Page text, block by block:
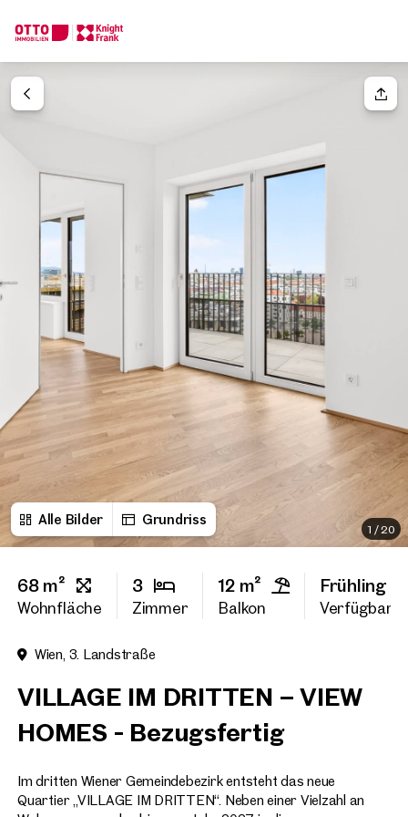
Alle Bilder Grundriss
1 /20
68 m²
Wohnfläche
3
Zimmer
12 m²
Balkon
Frühling
Wien, 3. Landstraße
VILLAGE IM DRITTEN – VIEW
HOMES - Bezugsfertig
Im dritten Wiener Gemeindebezirk entsteht das neue
Quartier „VILLAGE IM DRITTEN“. Neben einer Vielzahl an
Ihre Anfrage
Anrede
Bitte wählen
Titel(optional)
Vorname
Nachname
E-Mail Adresse
Rückruf-Service
Ich habe die AGB und
Ich möchte regelmäßig
GmbH die angegebenen
Wir finden Ihre
Traumimmobilie
Sagen Sie uns was Sie suchen und wir finden Ihre
Wie möchten Sie uns kontaktieren?
Direkte:r Ansprechpartner:in
Anrufen oder Rückruf vereinbaren